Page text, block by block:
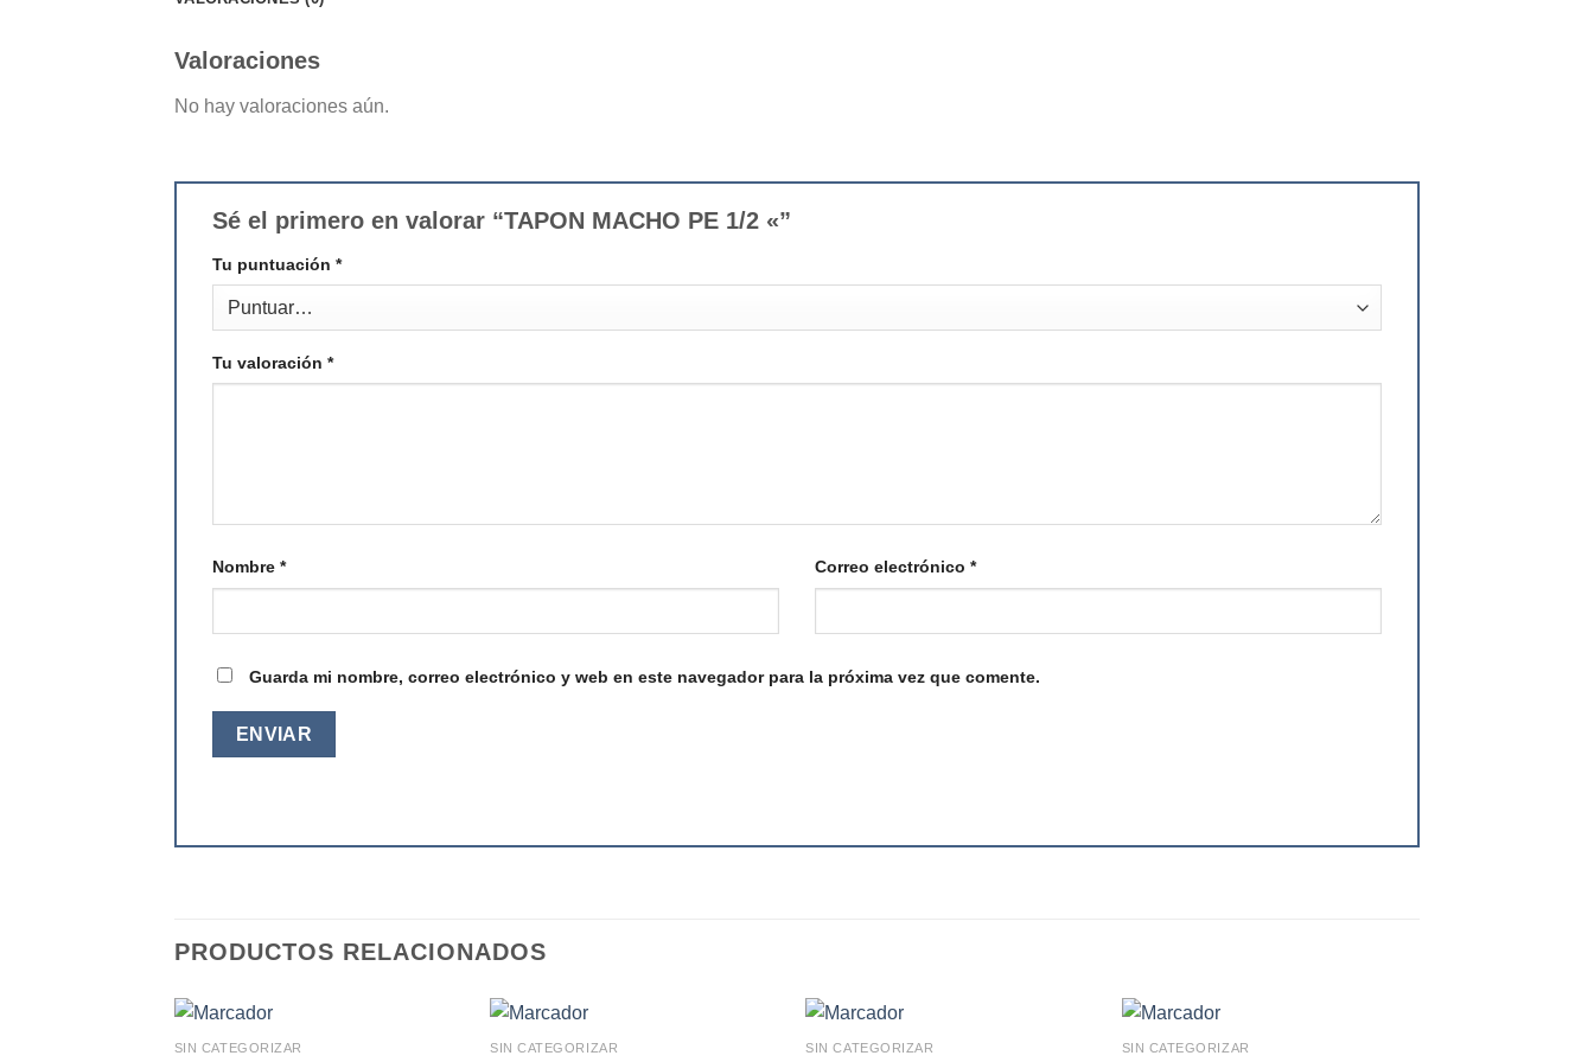
Valoraciones
No hay valoraciones aún.
Sé el primero en valorar “TAPON MACHO PE 1/2 «”
Tu puntuación *
Tu valoración *
Nombre * Correo electrónico *
Guarda mi nombre, correo electrónico y web en este navegador para la próxima vez que comente.
PRODUCTOS RELACIONADOS
SIN CATEGORIZAR SIN CATEGORIZAR SIN CATEGORIZAR SIN CATEGORIZAR